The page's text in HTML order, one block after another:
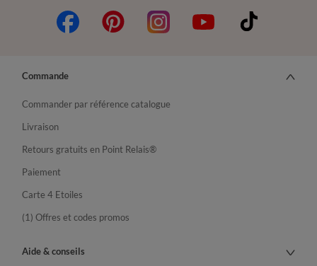
Commande
Commander par référence catalogue
Livraison
Retours gratuits en Point Relais®
Paiement
Carte 4 Etoiles
(1) Offres et codes promos
Aide & conseils